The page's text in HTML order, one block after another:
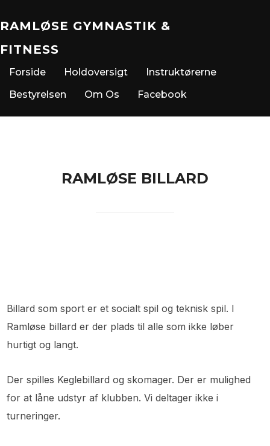
RAMLØSE GYMNASTIK &
FITNESS
Forside Holdoversigt
Instruktørerne
Bestyrelsen
Om Os Facebook
RAMLØSE BILLARD
Billard som sport er et socialt spil og teknisk spil. I
Ramløse billard er der plads til alle som ikke løber
hurtigt og langt.
Der spilles Keglebillard og skomager. Der er mulighed
for at låne udstyr af klubben. Vi deltager ikke i
turneringer.